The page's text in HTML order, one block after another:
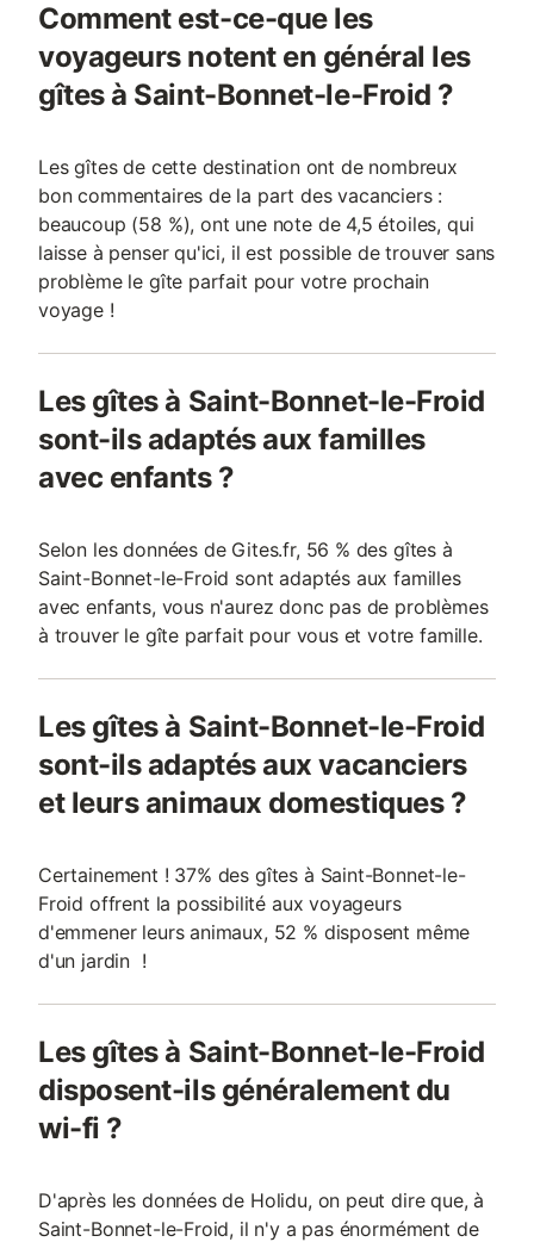
Comment est-ce-que les
voyageurs notent en général les
gîtes à Saint-Bonnet-le-Froid ?
Les gîtes de cette destination ont de nombreux
bon commentaires de la part des vacanciers :
beaucoup (58 %), ont une note de 4,5 étoiles, qui
laisse à penser qu'ici, il est possible de trouver sans
problème le gîte parfait pour votre prochain
voyage !
Les gîtes à Saint-Bonnet-le-Froid
sont-ils adaptés aux familles
avec enfants ?
Selon les données de Gites.fr, 56 % des gîtes à
Saint-Bonnet-le-Froid sont adaptés aux familles
avec enfants, vous n'aurez donc pas de problèmes
à trouver le gîte parfait pour vous et votre famille.
Les gîtes à Saint-Bonnet-le-Froid
sont-ils adaptés aux vacanciers
et leurs animaux domestiques ?
Certainement ! 37% des gîtes à Saint-Bonnet-le-
Froid offrent la possibilité aux voyageurs
d'emmener leurs animaux, 52 % disposent même
d'un jardin !
Les gîtes à Saint-Bonnet-le-Froid
disposent-ils généralement du
wi-fi ?
D'après les données de Holidu, on peut dire que, à
Saint-Bonnet-le-Froid, il n'y a pas énormément de